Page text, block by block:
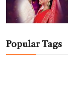
Popular Tags